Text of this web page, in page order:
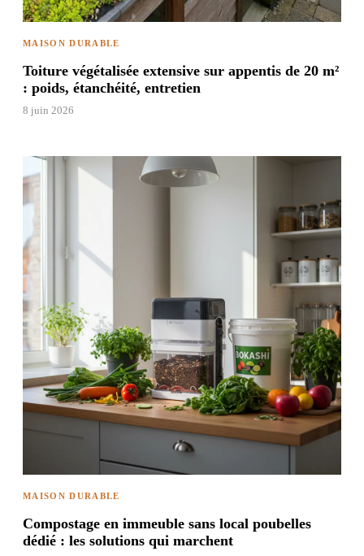
MAISON DURABLE
Toiture végétalisée extensive sur appentis de 20 m²
: poids, étanchéité, entretien
8 juin 2026
MAISON DURABLE
Compostage en immeuble sans local poubelles
dédié : les solutions qui marchent